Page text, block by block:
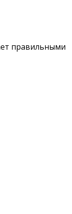
правильными